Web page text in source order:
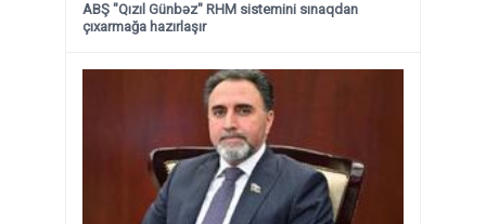
ABŞ "Qızıl Günbəz" RHM sistemini sınaqdan
çıxarmağa hazırlaşır